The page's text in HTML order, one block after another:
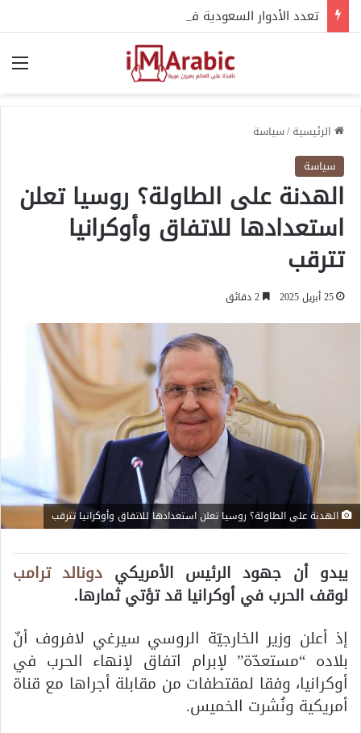
الرئيسية/سياسة
سياسة
الهدنة على الطاولة؟ روسيا تعلن
استعدادها للاتفاق وأوكرانيا
تترقب
25 أبريل 2025
الهدنة على الطاولة؟ روسيا تعلن استعدادها للاتفاق وأوكرانيا تترقب
يبدو أن جهود الرئيس الأمريكي دونالد ترامب
لوقف الحرب في أوكرانيا قد تؤتي ثمارها.
إذ أعلن وزير الخارجيّة الروسي سيرغي لافروف أنّ
بلاده “مستعدّة” لإبرام اتفاق لإنهاء الحرب في
أوكرانيا، وفقا لمقتطفات من مقابلة أجراها مع قناة
أمريكية ونُشرت الخميس.